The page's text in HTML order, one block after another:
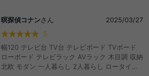
暝探偵コナンさん
2025/03/27
5
幅120 テレビ台 TV台 テレビボード TVボード
ローボード テレビラック AVラック 木目調 収納
北欧 モダン 一人暮らし 2人暮らし ロータイプ